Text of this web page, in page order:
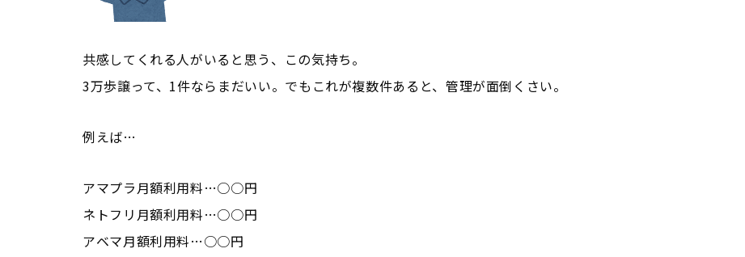
共感してくれる人がいると思う、この気持ち。
3万歩譲って、1件ならまだいい。でもこれが複数件あると、管理が面倒くさい。
例えば…
アマプラ月額利用料…○○円
ネトフリ月額利用料…○○円
アベマ月額利用料…○○円